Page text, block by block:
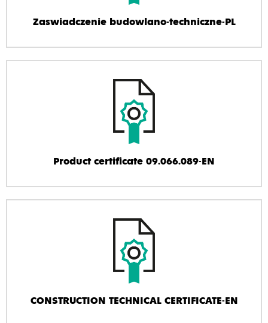
Zaswiadczenie budowlano-techniczne-PL
Product certificate 09.066.089-EN
CONSTRUCTION TECHNICAL CERTIFICATE-EN